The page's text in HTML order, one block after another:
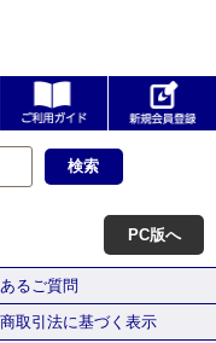
PC版へ
るご質問
取引法に基づく表示